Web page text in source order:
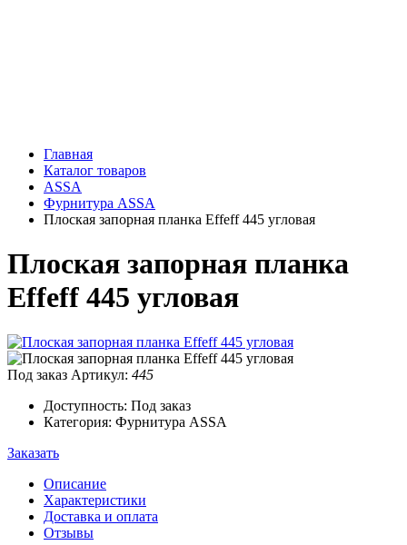
Главная
Каталог товаров
ASSA
Фурнитура ASSA
Плоская запорная планка Effeff 445 угловая
Плоская запорная планка
Effeff 445 угловая
Под заказ Артикул: 445
Доступность: Под заказ
Категория: Фурнитура ASSA
Заказать
Описание
Характеристики
Доставка и оплата
Отзывы